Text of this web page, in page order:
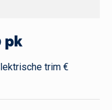
pk
trim €